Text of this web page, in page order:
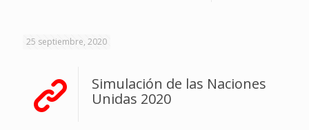
25 septiembre, 2020
Simulación de las Naciones
Unidas 2020